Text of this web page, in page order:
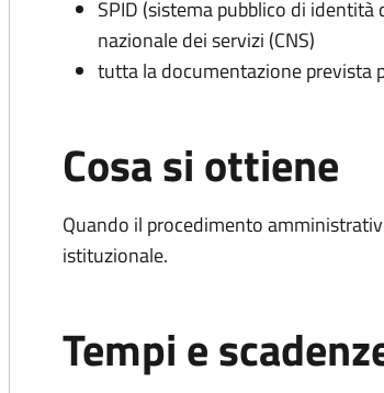
SPID (sistema pubblico di identità
nazionale dei servizi (CNS)
tutta la documentazione prevista
Cosa si ottiene
Quando il procedimento
istituzionale.
Tempi e